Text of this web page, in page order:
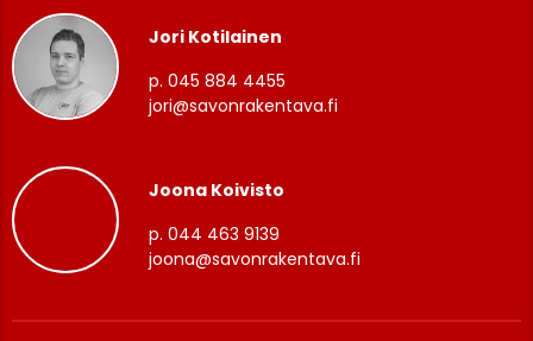
Jori Kotilainen
p. 045 884 4455
jori@savonrakentava.fi
Joona Koivisto
p. 044 463 9139
joona@savonrakentava.fi